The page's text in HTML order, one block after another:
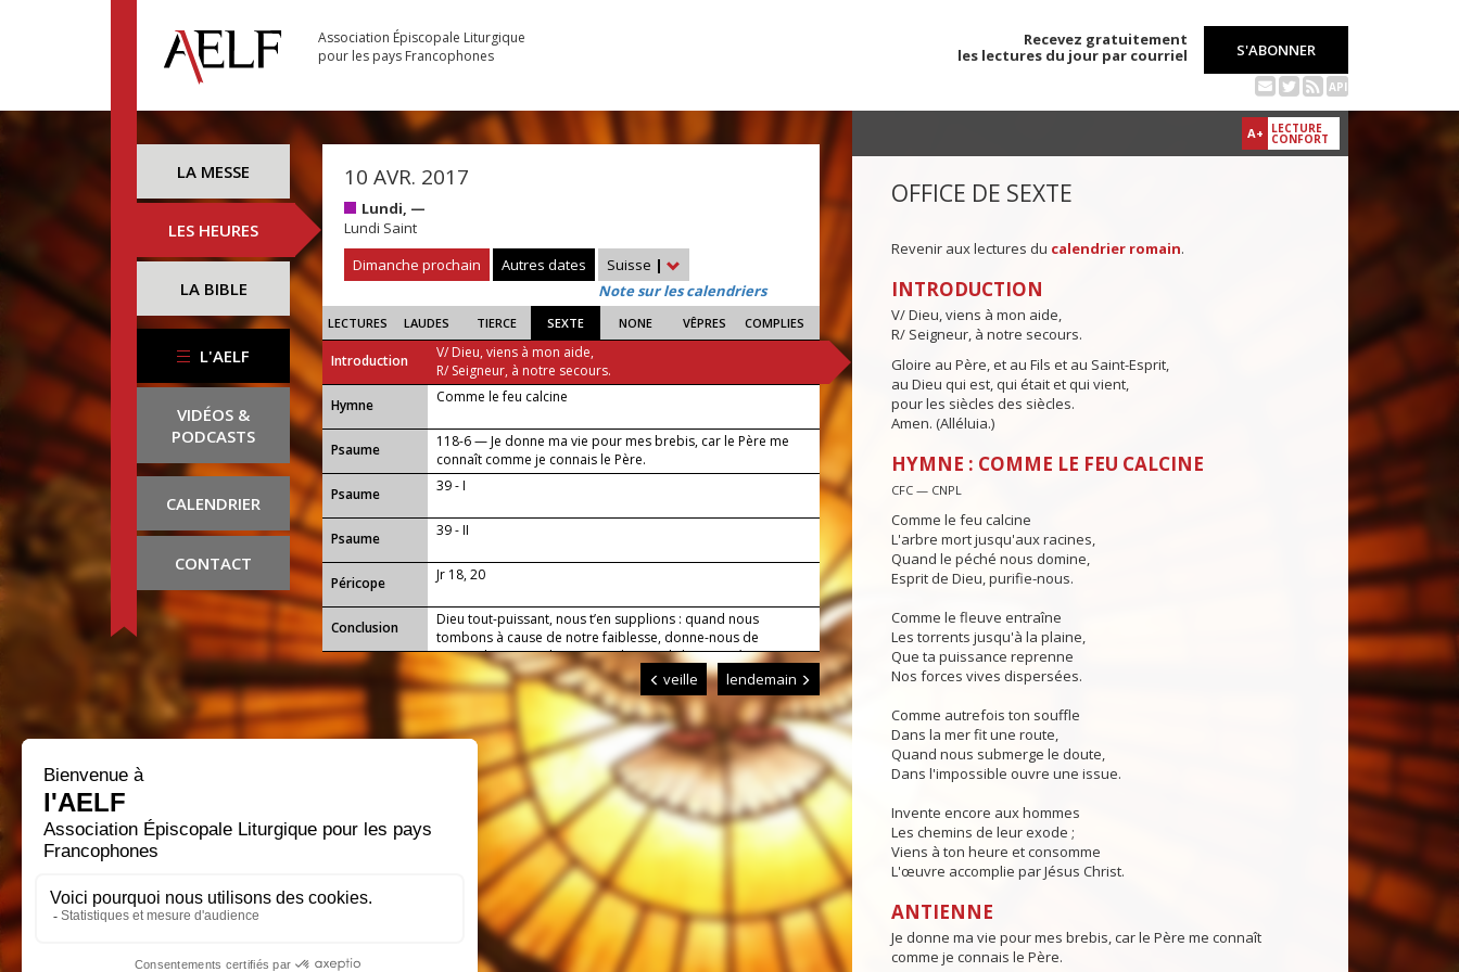
Association Épiscopale Liturgique
pour les pays Francophones
Recevez gratuitement
les lectures du jour par courriel
S'ABONNER
API
LA MESSE
LES HEURES
LA BIBLE
L'AELF
VIDÉOS &
PODCASTS
CALENDRIER
CONTACT
10 AVR. 2017
Lundi, —
Lundi Saint
Dimanche prochain
Autres dates Suisse |
Note sur les calendriers
LECTURES LAUDES TIERCE SEXTE NONE VÊPRES COMPLIES
Introduction
V/ Dieu, viens à mon aide,
R/ Seigneur, à notre secours.
...
Hymne Comme le feu calcine
Psaume
118-6 — Je donne ma vie pour mes brebis, car le Père me
connaît comme je connais le Père.
Psaume
39 - I
Psaume 39 - II
Péricope Jr 18, 20
Conclusion
Dieu tout-puissant, nous t’en supplions : quand nous
tombons à cause de notre faiblesse, donne-nous de
reprendre vie par la passion de ton Fils bien-aimé. Lui qui
veille lendemain
A+ LECTURE
CONFORT
OFFICE DE SEXTE
Revenir aux lectures du calendrier romain.
INTRODUCTION
V/ Dieu, viens à mon aide,
R/ Seigneur, à notre secours.
Gloire au Père, et au Fils et au Saint-Esprit,
au Dieu qui est, qui était et qui vient,
pour les siècles des siècles.
Amen. (Alléluia.)
HYMNE : COMME LE FEU CALCINE
CFC — CNPL
Comme le feu calcine
L'arbre mort jusqu'aux racines,
Quand le péché nous domine,
Esprit de Dieu, purifie-nous.
Comme le fleuve entraîne
Les torrents jusqu'à la plaine,
Que ta puissance reprenne
Nos forces vives dispersées.
Comme autrefois ton souffle
Dans la mer fit une route,
Quand nous submerge le doute,
Dans l'impossible ouvre une issue.
Invente encore aux hommes
Les chemins de leur exode ;
Viens à ton heure et consomme
L'œuvre accomplie par Jésus Christ.
ANTIENNE
Je donne ma vie pour mes brebis, car le Père me connaît
comme je connais le Père.